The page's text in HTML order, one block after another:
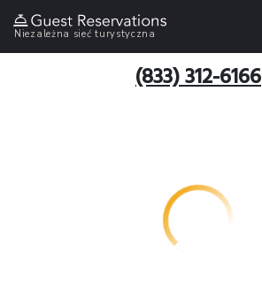
Niezależna sieć turystyczna
(833) 312-6166